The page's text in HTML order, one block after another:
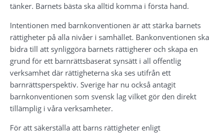
tänker. Barnets bästa ska alltid komma i första hand.
Intentionen med barnkonventionen är att stärka barnets
rättigheter på alla nivåer i samhället. Bankonventionen ska
bidra till att synliggöra barnets rättigherer och skapa en
grund för ett barnrättsbaserat synsätt i all offentlig
verksamhet där rättigheterna ska ses utifrån ett
barnrättsperspektiv. Sverige har nu också antagit
barnkonventionen som svensk lag vilket gör den direkt
tillämplig i våra verksamheter.
För att säkerställa att barns rättigheter enligt